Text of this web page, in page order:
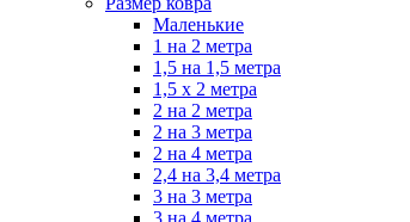
Маленькие
1 на 2 метра
1,5 на 1,5 метра
1,5 х 2 метра
2 на 2 метра
2 на 3 метра
2 на 4 метра
2,4 на 3,4 метра
3 на 3 метра
3 на 4 метра